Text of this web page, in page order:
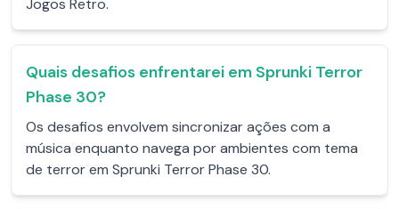
Jogos Retro.
Quais desafios enfrentarei em Sprunki Terror
Phase 30?
Os desafios envolvem sincronizar ações com a
música enquanto navega por ambientes com tema
de terror em Sprunki Terror Phase 30.